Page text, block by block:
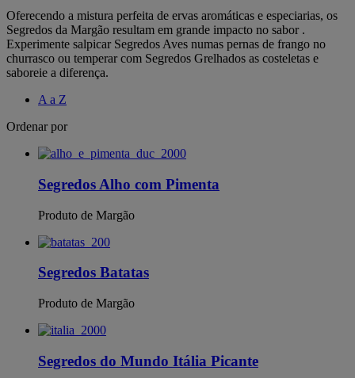
Oferecendo a mistura perfeita de ervas aromáticas e especiarias, os
Segredos da Margão resultam em grande impacto no sabor .
Experimente salpicar Segredos Aves numas pernas de frango no
churrasco ou temperar com Segredos Grelhados as costeletas e
saboreie a diferença.
A a Z
Ordenar por
Segredos Alho com Pimenta
Produto de Margão
Segredos Batatas
Produto de Margão
Segredos do Mundo Itália Picante